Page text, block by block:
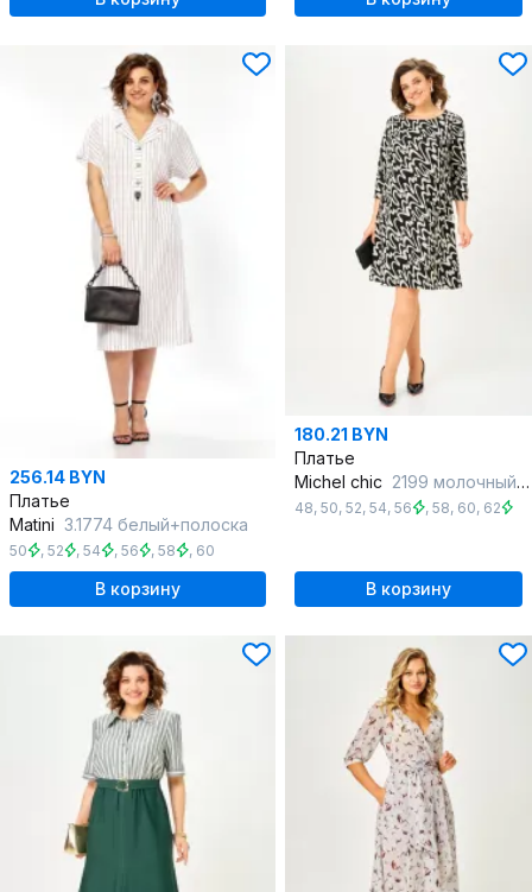
256.14 BYN
Платье
Matini 3.1774 белый+полоска
50 , 52 , 54 , 56 , 58 , 60
В корзину
180.21 BYN
Платье
Michel chic 2199 молочный_каприз
48, 50, 52, 54, 56 , 58, 60, 62
В корзину